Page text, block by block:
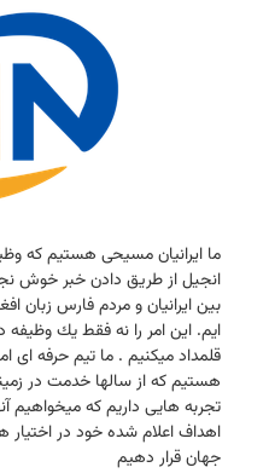
ما ایرانیان مسیحی هستیم كه
انجیل از طریق دادن خبر خوش
بین ایرانیان و مردم فارس زبان
ایم. این امر را نه فقط یك
قلمداد میكنیم . ما تیم حرفه
هستیم كه از سالها خدمت در
تجربه هایی داریم كه میخواهیم
اهداف اعلام شده خود در اختیار
جهان قرار دهیم